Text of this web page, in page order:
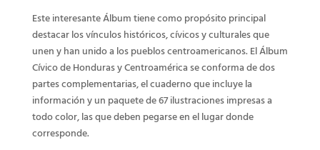
Este interesante Álbum tiene como propósito principal
destacar los vínculos históricos, cívicos y culturales que
unen y han unido a los pueblos centroamericanos. El Álbum
Cívico de Honduras y Centroamérica se conforma de dos
partes complementarias, el cuaderno que incluye la
información y un paquete de 67 ilustraciones impresas a
todo color, las que deben pegarse en el lugar donde
corresponde.